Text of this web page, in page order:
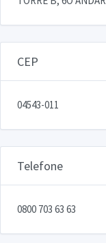
CEP
04543-011
Telefone
0800 703 63 63